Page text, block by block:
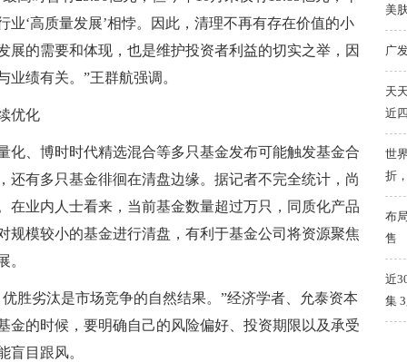
‘高质量发展’相悖。因此，清理不再有存在价值的小
展的需要和体现，也是维护投资者利益的切实之举，因
绩有关。”王群航强调。
优化
化、博时时代精选混合等多只基金发布可能触发基金合
还有多只基金徘徊在清盘边缘。据记者不完全统计，尚
在业内人士看来，当前基金数量超过万只，同质化产品
规模较小的基金进行清盘，有利于基金公司将资源聚焦
。
胜劣汰是市场竞争的自然结果。”经济学者、允泰资本
金的时候，要明确自己的风险偏好、投资期限以及承受
盲目跟风。
美
广
天
近
世
折
布
售
近
集